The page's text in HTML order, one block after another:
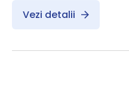
Vezi detalii